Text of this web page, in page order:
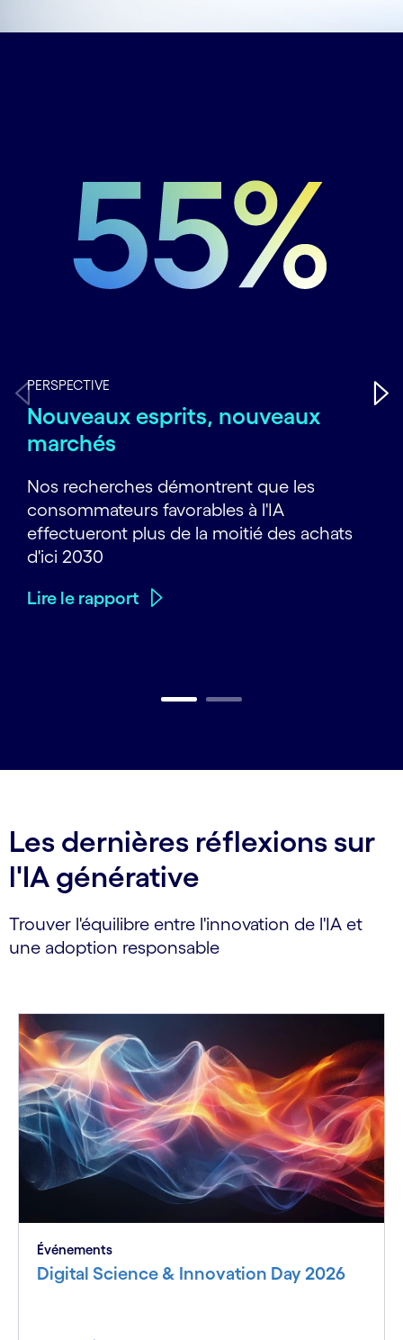
PERSPECTIVE
Nouveaux esprits, nouveaux
marchés
Nos recherches démontrent que les
consommateurs favorables à l'IA
effectueront plus de la moitié des achats
d'ici 2030
Lire le rapport
Les dernières réflexions sur
l'IA générative
Trouver l'équilibre entre l'innovation de l'IA et
une adoption responsable
Événements
Digital Science & Innovation Day 2026